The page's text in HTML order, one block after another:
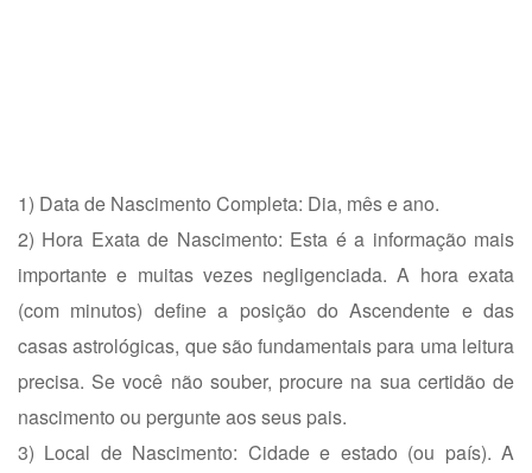
1) Data de Nascimento Completa: Dia, mês e ano.
2) Hora Exata de Nascimento: Esta é a informação mais
importante e muitas vezes negligenciada. A hora exata
(com minutos) define a posição do Ascendente e das
casas astrológicas, que são fundamentais para uma leitura
precisa. Se você não souber, procure na sua certidão de
nascimento ou pergunte aos seus pais.
3) Local de Nascimento: Cidade e estado (ou país). A